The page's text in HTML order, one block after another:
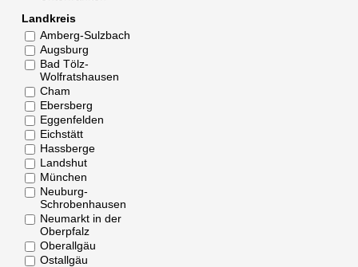
Landkreis
Amberg-Sulzbach
Augsburg
Bad Tölz-
Wolfratshausen
Cham
Ebersberg
Eggenfelden
Eichstätt
Hassberge
Landshut
München
Neuburg-
Schrobenhausen
Neumarkt in der
Oberpfalz
Oberallgäu
Ostallgäu